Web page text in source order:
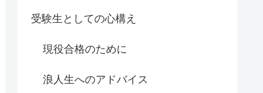
受験生としての心構え
現役合格のために
浪人生へのアドバイス